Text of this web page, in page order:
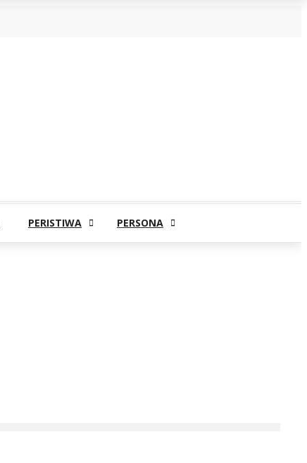
PERISTIWA PERSONA